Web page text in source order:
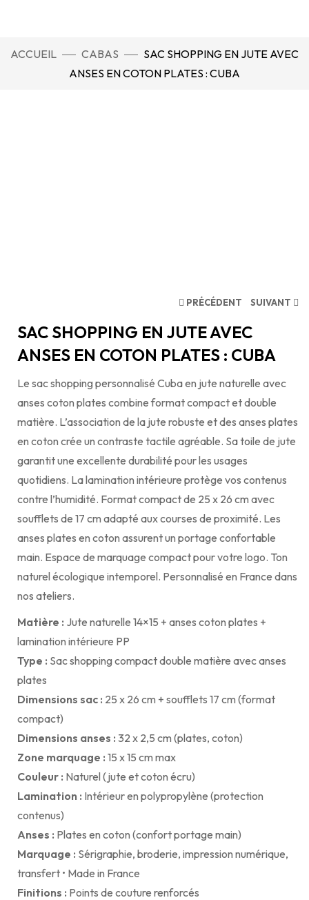
ACCUEIL CABAS
SAC SHOPPING EN JUTE AVEC
ANSES EN COTON PLATES : CUBA
PRÉCÉDENT SUIVANT
SAC SHOPPING EN JUTE AVEC
ANSES EN COTON PLATES : CUBA
Le sac shopping personnalisé Cuba en jute naturelle avec
anses coton plates combine format compact et double
matière. L’association de la jute robuste et des anses plates
en coton crée un contraste tactile agréable. Sa toile de jute
garantit une excellente durabilité pour les usages
quotidiens. La lamination intérieure protège vos contenus
contre l’humidité. Format compact de 25 x 26 cm avec
soufflets de 17 cm adapté aux courses de proximité. Les
anses plates en coton assurent un portage confortable
main. Espace de marquage compact pour votre logo. Ton
naturel écologique intemporel. Personnalisé en France dans
nos ateliers.
Matière : Jute naturelle 14×15 + anses coton plates +
lamination intérieure PP
Type : Sac shopping compact double matière avec anses
plates
Dimensions sac : 25 x 26 cm + soufflets 17 cm (format
compact)
Dimensions anses : 32 x 2,5 cm (plates, coton)
Zone marquage : 15 x 15 cm max
Couleur : Naturel (jute et coton écru)
Lamination : Intérieur en polypropylène (protection
contenus)
Anses : Plates en coton (confort portage main)
Marquage : Sérigraphie, broderie, impression numérique,
transfert • Made in France
Finitions : Points de couture renforcés